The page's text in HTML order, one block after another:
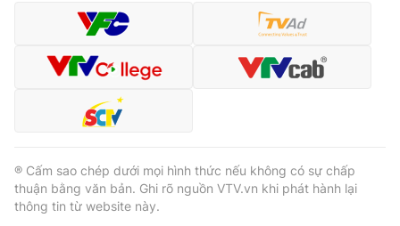
® Cấm sao chép dưới mọi hình thức nếu không có sự chấp
thuận bằng văn bản. Ghi rõ nguồn VTV.vn khi phát hành lại
thông tin từ website này.